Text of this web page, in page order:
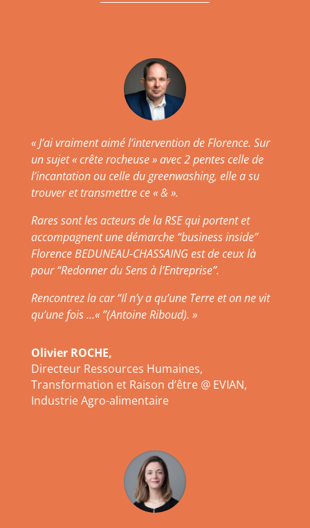
« J’ai vraiment aimé l’intervention de Florence. Sur
un sujet « crête rocheuse » avec 2 pentes celle de
l’incantation ou celle du greenwashing, elle a su
trouver et transmettre ce « & ».
Rares sont les acteurs de la RSE qui portent et
accompagnent une démarche “business inside”
Florence BEDUNEAU-CHASSAING est de ceux là
pour “Redonner du Sens à l’Entreprise”.
Rencontrez la car “Il n’y a qu’une Terre et on ne vit
qu’une fois …« ”(Antoine Riboud). »
Olivier ROCHE,
Directeur Ressources Humaines,
Transformation et Raison d’être @ EVIAN,
Industrie Agro-alimentaire